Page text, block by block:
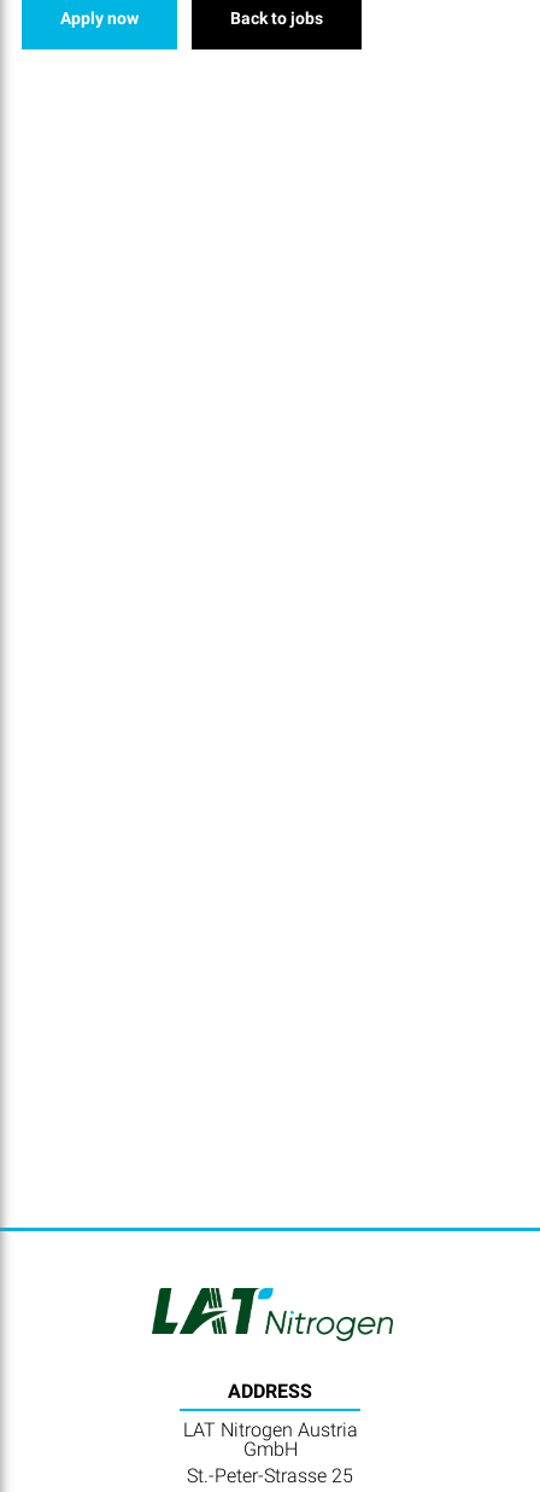
Apply now Back to jobs
ADDRESS
LAT Nitrogen Austria
GmbH
St.-Peter-Strasse 25